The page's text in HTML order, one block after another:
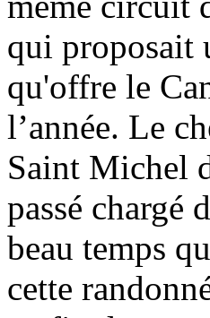
qui proposait
qu'offre le
l’année. Le
Saint Michel
passé chargé
beau temps
cette